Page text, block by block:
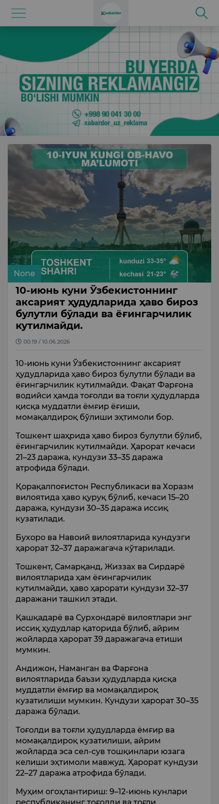
None
10-июнь куни Ўзбекистоннинг
аксарият ҳудудларида ҳаво бироз
булутли бўлади ва ёғингарчилик
кутилмайди.
00:19 / 10.06.2026
10-июнь куни Ўзбекистоннинг аксарият
ҳудудларида ҳаво бироз булутли бўлади ва
ёғингарчилик кутилмайди. Фақат Фарғона
водийси ҳамда тоғолди ва тоғли ҳудудларда
қисқа муддатли ёмғир ёғиши,
момақалдироқ бўлиши эҳтимоли бор.
Тошкент шаҳрида ҳаво бироз булутли бўлиб,
ёғингарчилик кутилмайди. Ҳарорат кечаси
21–23 даража, кундузи 33–35 даража
атрофида бўлади.
Қорақалпоғистон Республикаси ва Хоразм
вилоятида ҳаво қуруқ бўлиб, кечаси 15–20
даража, кундузи 30–35 даража иссиқ
кузатилади.
Бухоро ва Навоий вилоятларида кундузги
ҳарорат 32–37 даражагача кўтарилади.
Тошкент, Самарқанд, Жиззах ва Сирдарё
вилоятларида ҳам ёғингарчилик
кутилмайди, ҳаво ҳарорати кундузи 32–37
даражани ташкил этади.
Қашқадарё ва Сурхондарё вилоятлари энг
иссиқ ҳудудлар қаторида бўлиб, айрим
жойларда ҳарорат 39 даражагача етиши
мумкин.
Андижон, Наманган ва Фарғона
вилоятларида баъзи ҳудудларда қисқа
муддатли ёмғир ва момақалдироқ
кузатилиши мумкин. Кундузи ҳарорат 30–35
даража бўлади.
Тоғолди ва тоғли ҳудудларда ёмғир ва
момақалдироқ кузатилиши, айрим
жойларда эса сел-сув тошқинлари юзага
келиши эҳтимоли мавжуд. Ҳарорат кундузи
22–27 даража атрофида бўлади.
Муҳим огоҳлантириш: 9–12-июнь кунлари